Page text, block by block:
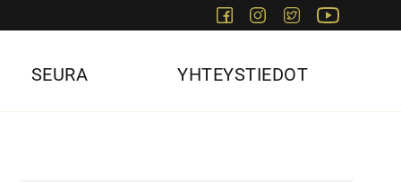
FacebookInstagram
Twitter
SEURA YHTEYSTIEDOT